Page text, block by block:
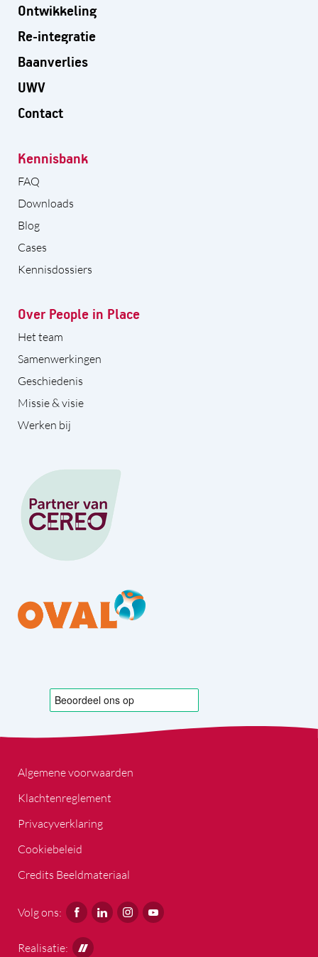
Ontwikkeling
Re-integratie
Baanverlies
UWV
Contact
Kennisbank
FAQ
Downloads
Blog
Cases
Kennisdossiers
Over People in Place
Het team
Samenwerkingen
Geschiedenis
Missie & visie
Werken bij
Algemene voorwaarden
Klachtenreglement
Privacyverklaring
Cookiebeleid
Credits Beeldmateriaal
Volg ons:
Realisatie: